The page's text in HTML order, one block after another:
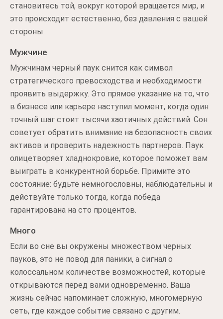
становитесь той, вокруг которой вращается мир, и
это происходит естественно, без давления с вашей
стороны.
Мужчине
Мужчинам черный паук снится как символ
стратегического превосходства и необходимости
проявить выдержку. Это прямое указание на то, что
в бизнесе или карьере наступил момент, когда один
точный шаг стоит тысячи хаотичных действий. Сон
советует обратить внимание на безопасность своих
активов и проверить надежность партнеров. Паук
олицетворяет хладнокровие, которое поможет вам
выиграть в конкурентной борьбе. Примите это
состояние: будьте немногословны, наблюдательны и
действуйте только тогда, когда победа
гарантирована на сто процентов.
Много
Если во сне вы окружены множеством черных
пауков, это не повод для паники, а сигнал о
колоссальном количестве возможностей, которые
открываются перед вами одновременно. Ваша
жизнь сейчас напоминает сложную, многомерную
сеть, где каждое событие связано с другим.